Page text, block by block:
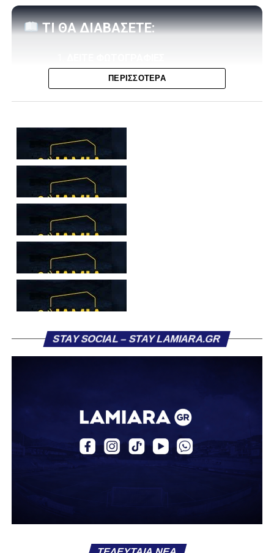
ΤΙ ΘΑ ΔΙΑΒΑΣΕΤΕ:
ΔΑΚ Λαμίας “Αθ. Διάκος” η απονομή του κυπέλλου και
των μεταλλίων του πρωταθλήματος στην Κ16 του ΠΑΣ
Λαμία. Το συγκρότημα του Γιώργου Ζαχαρόπουλου έκανε
μια καταπληκτική σεζόν κατακτώντας το πρωτάθλημα Κ16
της ΕΠΣ Φθιώτιδας, 2025–26 με απόλυτο ρεκόρ. 22 νίκες
σε ισάριθμες αναμετρήσεις, 66 βαθμούς και τέρματα 109-
ΠΕΡΙΣΣΌΤΕΡΑ
STAY SOCIAL – STAY LAMIARA.GR